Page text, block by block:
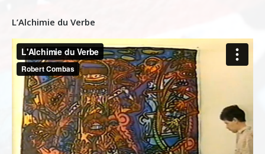
L’Alchimie du Verbe